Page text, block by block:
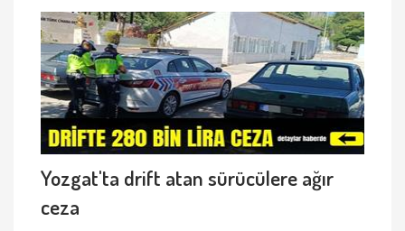
Yozgat'ta drift atan sürücülere ağır
ceza